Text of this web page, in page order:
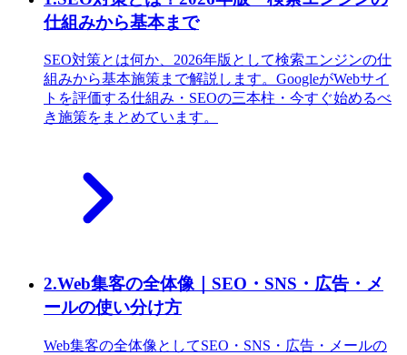
仕組みから基本まで
SEO対策とは何か、2026年版として検索エンジンの仕
組みから基本施策まで解説します。GoogleがWebサイ
トを評価する仕組み・SEOの三本柱・今すぐ始めるべ
き施策をまとめています。
2.Web集客の全体像｜SEO・SNS・広告・メ
ールの使い分け方
Web集客の全体像としてSEO・SNS・広告・メールの